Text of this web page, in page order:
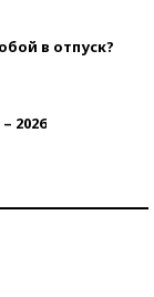
в отпуск?
2026